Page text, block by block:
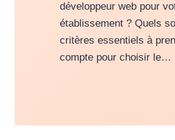
développeur web pour
établissement ? Quels
critères essentiels à
compte pour choisir le…